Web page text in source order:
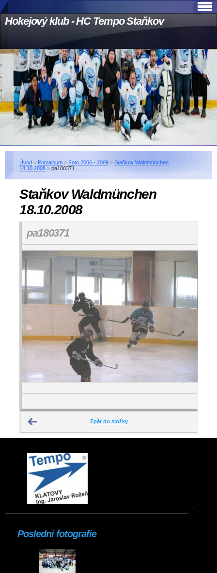
Hokejový klub - HC Tempo Staňkov
Úvod » Fotoalbum » Foto 2006 - 2009 » Staňkov Waldmünchen
18.10.2008 » pa180371
Staňkov Waldmünchen
18.10.2008
pa180371
Zpět do složky
Poslední fotografie